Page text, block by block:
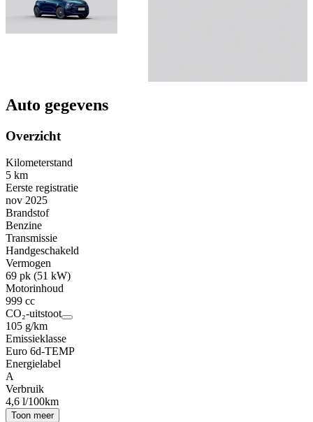
Auto gegevens
Overzicht
Kilometerstand
5 km
Eerste registratie
nov 2025
Brandstof
Benzine
Transmissie
Handgeschakeld
Vermogen
69 pk (51 kW)
Motorinhoud
999 cc
CO₂-uitstoot
105 g/km
Emissieklasse
Euro 6d-TEMP
Energielabel
A
Verbruik
4,6 l/100km
Toon meer